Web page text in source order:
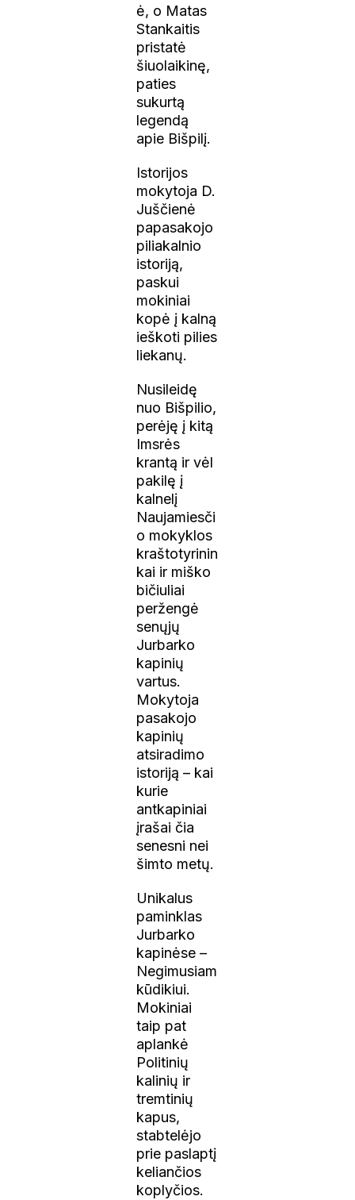
ė, o Matas
Stankaitis
pristatė
šiuolaikinę,
paties
sukurtą
legendą
apie Bišpilį.
Istorijos
mokytoja D.
Juščienė
papasakojo
piliakalnio
istoriją,
paskui
mokiniai
kopė į kalną
ieškoti pilies
liekanų.
Nusileidę
nuo Bišpilio,
perėję į kitą
Imsrės
krantą ir vėl
pakilę į
kalnelį
Naujamiesči
o mokyklos
kraštotyrinin
kai ir miško
bičiuliai
peržengė
senųjų
Jurbarko
kapinių
vartus.
Mokytoja
pasakojo
kapinių
atsiradimo
istoriją – kai
kurie
antkapiniai
įrašai čia
senesni nei
šimto metų.
Unikalus
paminklas
Jurbarko
kapinėse –
Negimusiam
kūdikiui.
Mokiniai
taip pat
aplankė
Politinių
kalinių ir
tremtinių
kapus,
stabtelėjo
prie paslaptį
keliančios
koplyčios.